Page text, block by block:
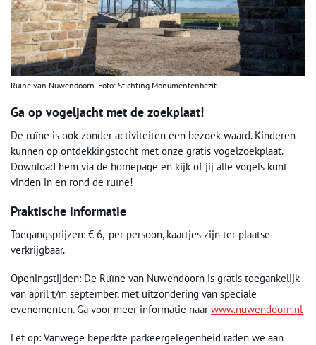
Ruine van Nuwendoorn. Foto: Stichting Monumentenbezit.
Ga op vogeljacht met de zoekplaat!
De ruïne is ook zonder activiteiten een bezoek waard. Kinderen
kunnen op ontdekkingstocht met onze gratis vogelzoekplaat.
Download hem via de homepage en kijk of jij alle vogels kunt
vinden in en rond de ruïne!
Praktische informatie
Toegangsprijzen: € 6,- per persoon, kaartjes zijn ter plaatse
verkrijgbaar.
Openingstijden: De Ruïne van Nuwendoorn is gratis toegankelijk
van april t/m september, met uitzondering van speciale
evenementen. Ga voor meer informatie naar www.nuwendoorn.nl
Let op: Vanwege beperkte parkeergelegenheid raden we aan